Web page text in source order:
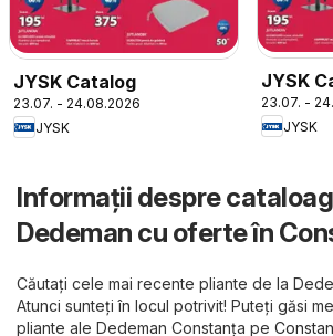
JYSK Catalog
23.07. - 24.08.2026
JYSK
JYSK
23.07. -
JYSK
Informații despre
Dedeman cu oferte în
Căutați cele mai recente pliante de la
Atunci sunteți în locul potrivit! Puteți găsi
pliante ale Dedeman Constanța pe